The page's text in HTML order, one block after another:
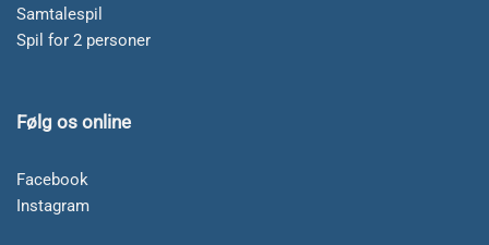
Samtalespil
Spil for 2 personer
Følg os online
Facebook
Instagram